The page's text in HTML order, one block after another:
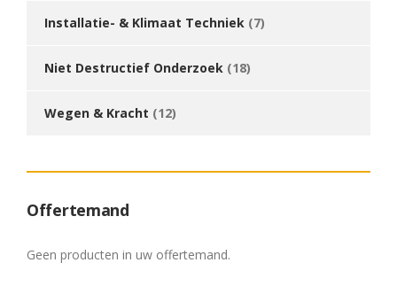
Installatie- & Klimaat Techniek (7)
Niet Destructief Onderzoek (18)
Wegen & Kracht (12)
Offertemand
Geen producten in uw offertemand.